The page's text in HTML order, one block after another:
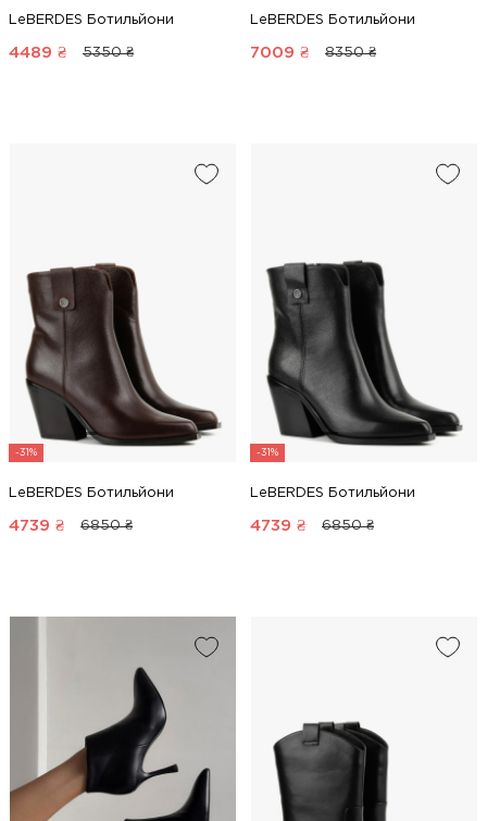
LeBERDES Ботильйони
4489 ₴ 5350 ₴
LeBERDES Ботильйони
7009 ₴ 8350 ₴
-31%
LeBERDES Ботильйони
4739 ₴ 6850 ₴
-31%
LeBERDES Ботильйони
4739 ₴ 6850 ₴